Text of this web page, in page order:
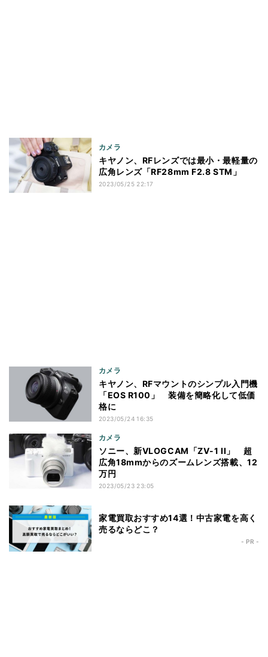
カメラ
キヤノン、RFレンズでは最小・最軽量の
広角レンズ「RF28mm F2.8 STM」
2023/05/25 22:17
カメラ
キヤノン、RFマウントのシンプル入門機
「EOS R100」 装備を簡略化して低価
格に
2023/05/24 16:35
カメラ
ソニー、新VLOGCAM「ZV-1 II」 超
広角18mmからのズームレンズ搭載、12
万円
2023/05/23 23:05
家電買取おすすめ14選！中古家電を高く
売るならどこ？
- PR -